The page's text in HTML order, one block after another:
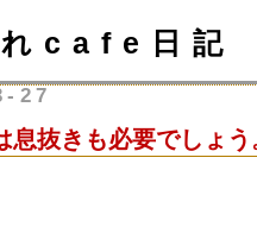
cafe日記
27
息抜きも必要でしょう